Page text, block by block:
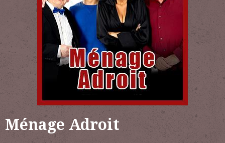
Ménage Adroit